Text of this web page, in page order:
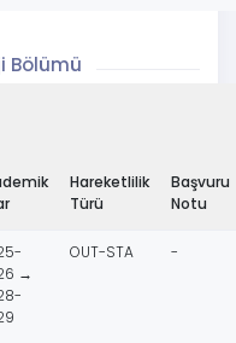
Bölümü
Hareketlilik
Türü
Başvuru
Notu
→
OUT-STA -